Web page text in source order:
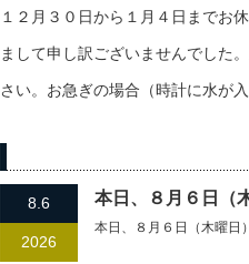
１２月３０日から１月４日までお
まして申し訳ございませんでした
さい。お急ぎの場合（時計に水が
8.6
2026
本日、８月６日（
本日、８月６日（木曜日